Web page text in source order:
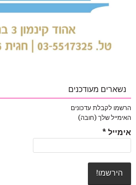
נשארים מעודכנים
הרשמו לקבלת עדכונים
האימייל שלך (חובה)
אימייל *